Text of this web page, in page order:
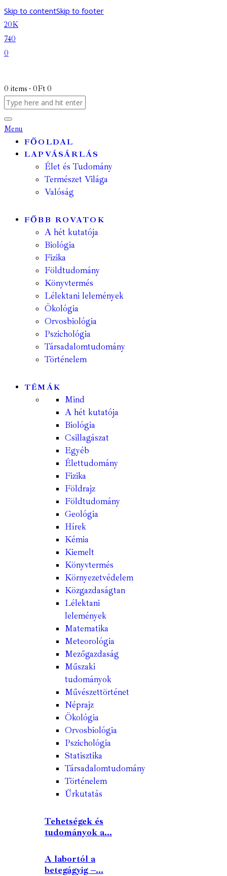
Skip to contentSkip to footer
20K
740
0
0 items - 0Ft 0
Menu
FŐOLDAL
LAPVÁSÁRLÁS
Élet és Tudomány
Természet Világa
Valóság
FŐBB ROVATOK
A hét kutatója
Biológia
Fizika
Földtudomány
Könyvtermés
Lélektani lelemények
Ökológia
Orvosbiológia
Pszichológia
Társadalomtudomány
Történelem
TÉMÁK
Mind
A hét kutatója
Biológia
Csillagászat
Egyéb
Élettudomány
Fizika
Földrajz
Földtudomány
Geológia
Hírek
Kémia
Kiemelt
Könyvtermés
Környezetvédelem
Közgazdaságtan
Lélektani
lelemények
Matematika
Meteorológia
Mezőgazdaság
Műszaki
tudományok
Művészettörténet
Néprajz
Ökológia
Orvosbiológia
Pszichológia
Statisztika
Társadalomtudomány
Történelem
Űrkutatás
Tehetségek és
tudományok a...
A labortól a
betegágyig –...